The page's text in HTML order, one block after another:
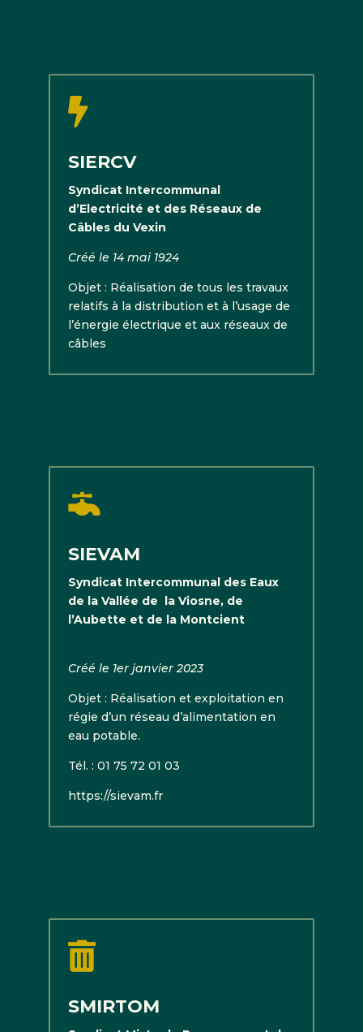

SIERCV
Syndicat Intercommunal
d’Electricité et des Réseaux de
Câbles du Vexin
Créé le 14 mai 1924
Objet : Réalisation de tous les travaux
relatifs à la distribution et à l’usage de
l’énergie électrique et aux réseaux de
câbles

SIEVAM
Syndicat Intercommunal des Eaux
de la Vallée de la Viosne, de
l’Aubette et de la Montcient
Créé le 1er janvier 2023
Objet : Réalisation et exploitation en
régie d’un réseau d’alimentation en
eau potable.
Tél. : 01 75 72 01 03
https://sievam.fr

SMIRTOM